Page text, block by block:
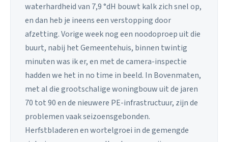
waterhardheid van 7,9 °dH bouwt kalk zich snel op,
en dan heb je ineens een verstopping door
afzetting. Vorige week nog een noodoproep uit die
buurt, nabij het Gemeentehuis, binnen twintig
minuten was ik er, en met de camera-inspectie
hadden we het in no time in beeld. In Bovenmaten,
met al die grootschalige woningbouw uit de jaren
70 tot 90 en de nieuwere PE-infrastructuur, zijn de
problemen vaak seizoensgebonden.
Herfstbladeren en wortelgroei in de gemengde